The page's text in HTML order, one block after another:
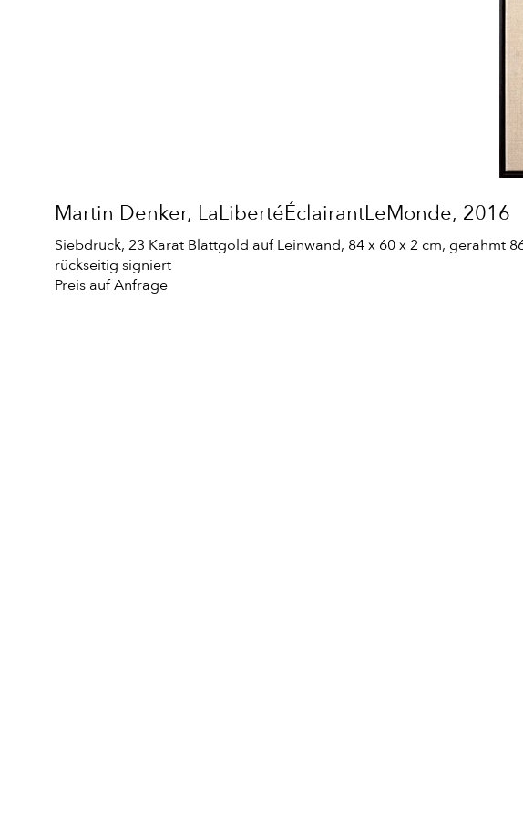
Martin Denker, LaLibertéÉclairantLeMonde, 2016
Siebdruck, 23 Karat Blattgold auf Leinwand, 84 x 60 x 2 cm, gerahmt
rückseitig signiert
Preis auf Anfrage